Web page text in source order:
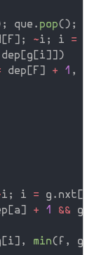
; que . pop() ;
[F ] ; ~i ; i =
dep [g [i] ] )
dep [F ] + 1 ,
i ; i = g . nxt [
[a] + 1 && g
[i] , min( f , g